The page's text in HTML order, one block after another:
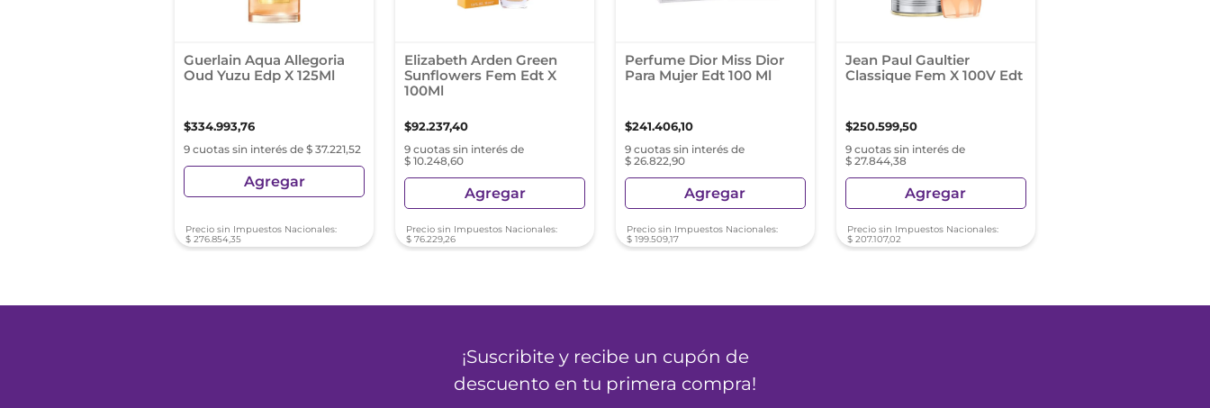
Guerlain Aqua Allegoria
Oud Yuzu Edp X 125Ml
$334.993,76
9 cuotas sin interés de $ 37.221,52
Agregar
Precio sin Impuestos Nacionales:
$ 276.854,35
Elizabeth Arden Green
Sunflowers Fem Edt X
100Ml
$92.237,40
9 cuotas sin interés de
$ 10.248,60
Agregar
Precio sin Impuestos Nacionales:
$ 76.229,26
Perfume Dior Miss Dior
Para Mujer Edt 100 Ml
$241.406,10
9 cuotas sin interés de
$ 26.822,90
Agregar
Precio sin Impuestos Nacionales:
$ 199.509,17
Jean Paul Gaultier
Classique Fem X 100V Edt
$250.599,50
9 cuotas sin interés de
$ 27.844,38
Agregar
Precio sin Impuestos Nacionales:
$ 207.107,02
¡Suscribite y recibe un cupón de
descuento en tu primera compra!